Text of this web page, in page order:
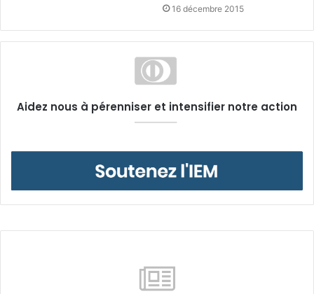
16 décembre 2015
Aidez nous à pérenniser et intensifier notre action